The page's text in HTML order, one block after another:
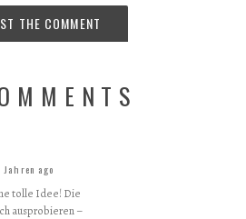
Jahren ago
tolle Idee! Die
ausprobieren –